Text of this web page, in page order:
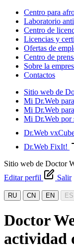
Centro para
Laboratorio
Centro de
Licencias y
Ofertas de
Centro de
Sobre la
Contactos
Sitio web de
Mi Dr.Web
Mi Dr.Web
Mi Dr.Web por
Dr.Web
Dr.Web FixIt!
Sitio web de Doctor
Editar perfil
Salir
RU CN EN ES
Doctor
actividad